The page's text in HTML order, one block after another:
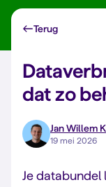
Terug
dat zo
Jan Willem
19 mei 2026
Je databundel